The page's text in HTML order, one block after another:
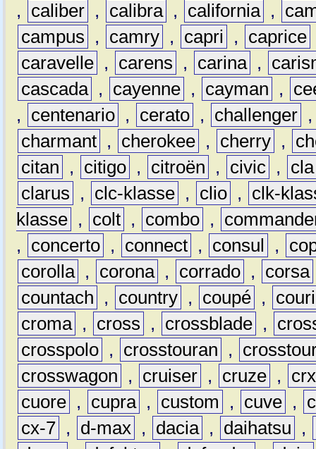
,
caliber , calibra , california ,
campus
, camry , capri , caprice
caravelle , carens , carina ,
cascada , cayenne , cayman ,
,
centenario , cerato , challenger
charmant , cherokee , cherry ,
citan
, citigo , citroën , civic ,
cla
clarus
, clc-klasse , clio ,
clk-
klasse , colt , combo ,
,
concerto , connect , consul ,
corolla , corona , corrado , corsa
countach
, country , coupé ,
croma , cross , crossblade ,
crosspolo , crosstouran ,
crosswagon
, cruiser , cruze ,
crx
cuore , cupra , custom , cuve ,
cx-7 , d-max , dacia , daihatsu
,